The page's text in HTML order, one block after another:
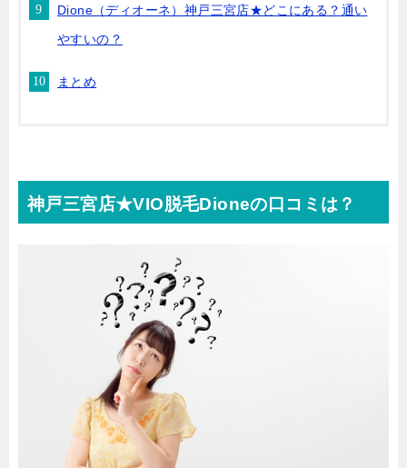
Dione（ディオーネ）神戸三宮店★どこにある？通い
やすいの？
まとめ
神戸三宮店★VIO脱毛Dioneの口コミは？